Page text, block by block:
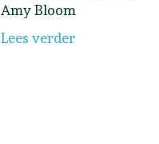
Amy Bloom
Lees verder